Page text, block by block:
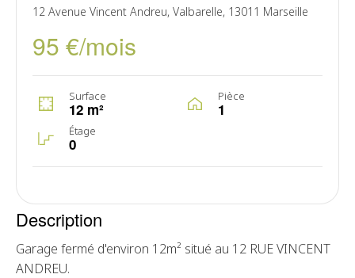
12 Avenue Vincent Andreu, Valbarelle, 13011 Marseille
95 €/mois
Surface
12 m²
Pièce
1
Étage
0
Description
Garage fermé d'environ 12m² situé au 12 RUE VINCENT
ANDREU.